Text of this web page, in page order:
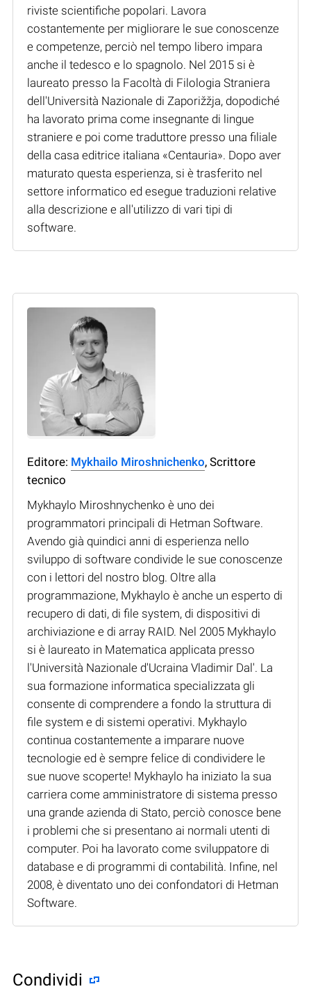
riviste scientifiche popolari. Lavora
costantemente per migliorare le sue conoscenze
e competenze, perciò nel tempo libero impara
anche il tedesco e lo spagnolo. Nel 2015 si è
laureato presso la Facoltà di Filologia Straniera
dell'Università Nazionale di Zaporižžja, dopodiché
ha lavorato prima come insegnante di lingue
straniere e poi come traduttore presso una filiale
della casa editrice italiana «Centauria». Dopo aver
maturato questa esperienza, si è trasferito nel
settore informatico ed esegue traduzioni relative
alla descrizione e all'utilizzo di vari tipi di
software.
Editore: Mykhailo Miroshnichenko, Scrittore
tecnico
Mykhaylo Miroshnychenko è uno dei
programmatori principali di Hetman Software.
Avendo già quindici anni di esperienza nello
sviluppo di software condivide le sue conoscenze
con i lettori del nostro blog. Oltre alla
programmazione, Mykhaylo è anche un esperto di
recupero di dati, di file system, di dispositivi di
archiviazione e di array RAID. Nel 2005 Mykhaylo
si è laureato in Matematica applicata presso
l'Università Nazionale d'Ucraina Vladimir Dal'. La
sua formazione informatica specializzata gli
consente di comprendere a fondo la struttura di
file system e di sistemi operativi. Mykhaylo
continua costantemente a imparare nuove
tecnologie ed è sempre felice di condividere le
sue nuove scoperte! Mykhaylo ha iniziato la sua
carriera come amministratore di sistema presso
una grande azienda di Stato, perciò conosce bene
i problemi che si presentano ai normali utenti di
computer. Poi ha lavorato come sviluppatore di
database e di programmi di contabilità. Infine, nel
2008, è diventato uno dei confondatori di Hetman
Software.
Condividi